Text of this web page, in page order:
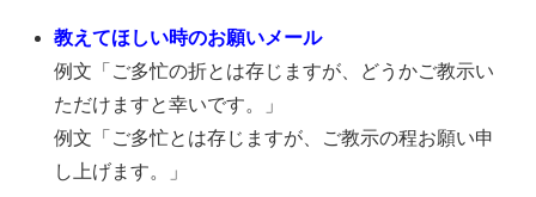
教えてほしい時のお願いメール
例文「ご多忙の折とは存じますが、どうかご教示い
ただけますと幸いです。」
例文「ご多忙とは存じますが、ご教示の程お願い申
し上げます。」